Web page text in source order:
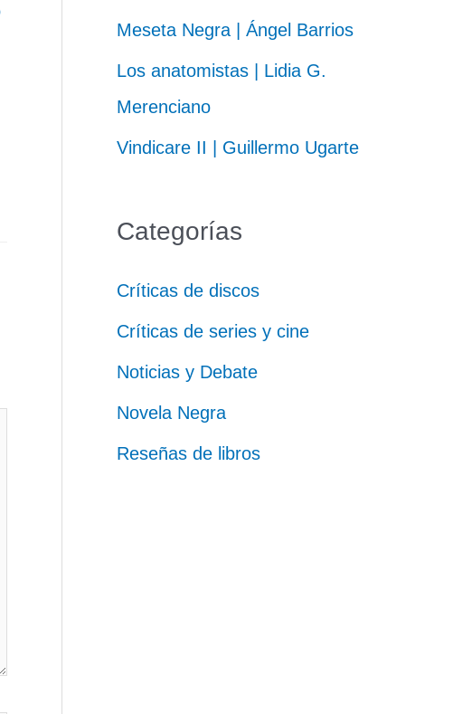
Meseta Negra | Ángel Barrios
Los anatomistas | Lidia G.
Merenciano
Vindicare II | Guillermo Ugarte
Categorías
Críticas de discos
Críticas de series y cine
Noticias y Debate
Novela Negra
Reseñas de libros